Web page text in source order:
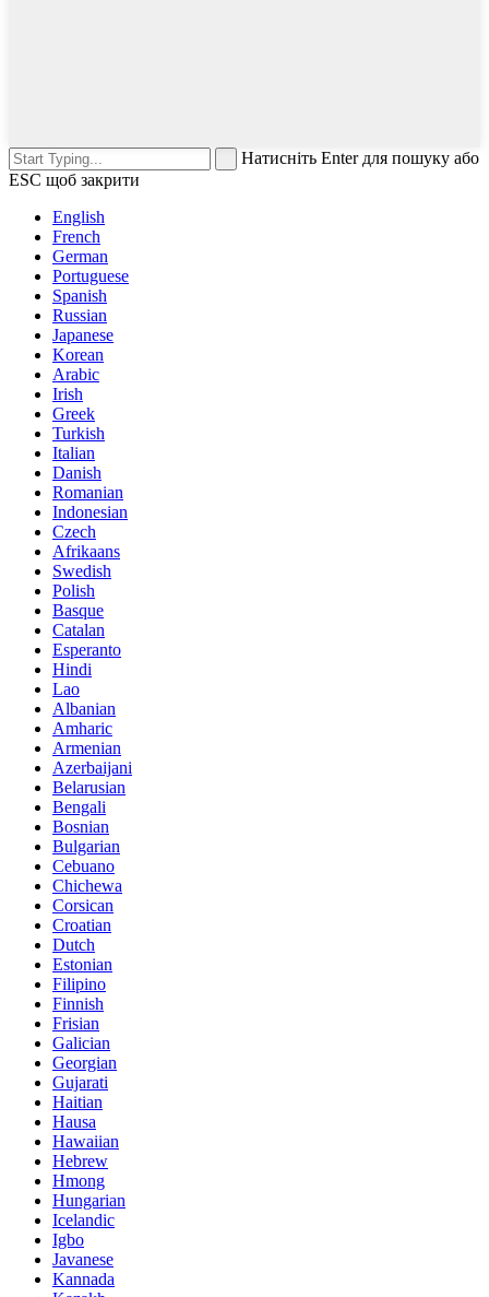
Натисніть Enter для пошуку або
ESC щоб закрити
English
French
German
Portuguese
Spanish
Russian
Japanese
Korean
Arabic
Irish
Greek
Turkish
Italian
Danish
Romanian
Indonesian
Czech
Afrikaans
Swedish
Polish
Basque
Catalan
Esperanto
Hindi
Lao
Albanian
Amharic
Armenian
Azerbaijani
Belarusian
Bengali
Bosnian
Bulgarian
Cebuano
Chichewa
Corsican
Croatian
Dutch
Estonian
Filipino
Finnish
Frisian
Galician
Georgian
Gujarati
Haitian
Hausa
Hawaiian
Hebrew
Hmong
Hungarian
Icelandic
Igbo
Javanese
Kannada